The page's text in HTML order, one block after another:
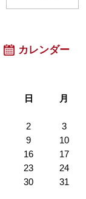
カレンダー
日
月
2
3
9
10
16
17
23
24
30
31